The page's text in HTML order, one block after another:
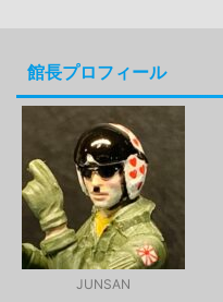
館長プロフィール
JUNSAN